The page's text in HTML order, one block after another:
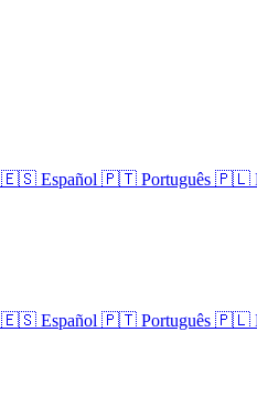
🇪🇸 Español 🇵🇹 Português 🇵🇱
🇪🇸 Español 🇵🇹 Português 🇵🇱